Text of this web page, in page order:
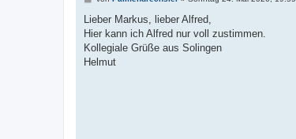
i
r
a
Lieber Markus, lieber Alfred,
Hier kann ich Alfred nur voll zustimmen.
Kollegiale Grüße aus Solingen
Helmut